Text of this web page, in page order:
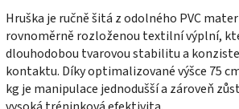
Hruška je ručně šitá z odolného PVC
rovnoměrně rozloženou textilní výplní,
dlouhodobou tvarovou stabilitu a
kontaktu. Díky optimalizované výšce 75
kg je manipulace jednodušší a zároveň